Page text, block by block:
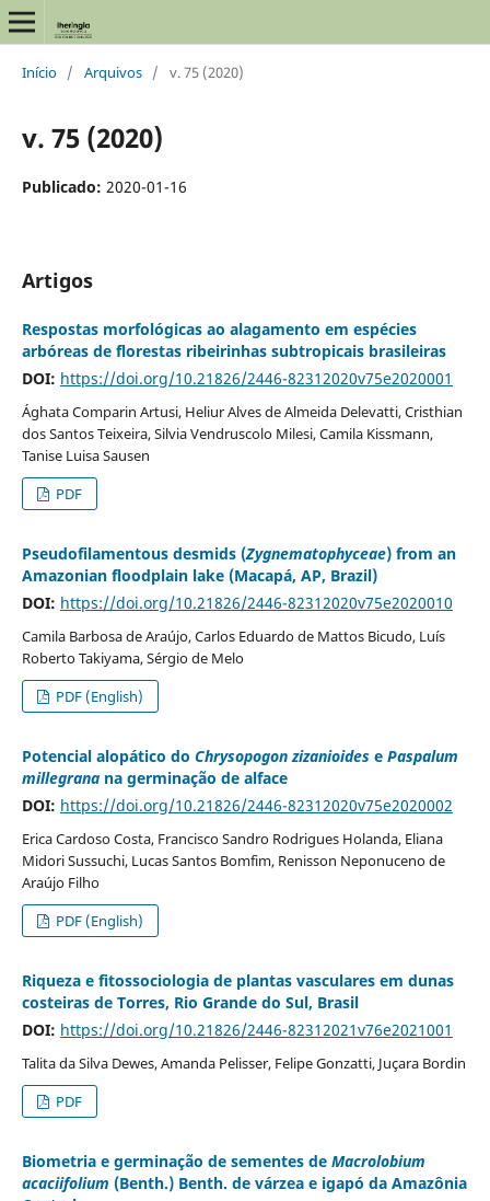
Início / Arquivos / v. 75 (2020)
v. 75 (2020)
Publicado: 2020-01-16
Artigos
Respostas morfológicas ao alagamento em espécies
arbóreas de florestas ribeirinhas subtropicais brasileiras
DOI: https://doi.org/10.21826/2446-82312020v75e2020001
Ághata Comparin Artusi, Heliur Alves de Almeida Delevatti, Cristhian
dos Santos Teixeira, Silvia Vendruscolo Milesi, Camila Kissmann,
Tanise Luisa Sausen
PDF
Pseudofilamentous desmids (Zygnematophyceae) from an
Amazonian floodplain lake (Macapá, AP, Brazil)
DOI: https://doi.org/10.21826/2446-82312020v75e2020010
Camila Barbosa de Araújo, Carlos Eduardo de Mattos Bicudo, Luís
Roberto Takiyama, Sérgio de Melo
PDF (English)
Potencial alopático do Chrysopogon zizanioidese Paspalum
millegranana germinação de alface
DOI: https://doi.org/10.21826/2446-82312020v75e2020002
Erica Cardoso Costa, Francisco Sandro Rodrigues Holanda, Eliana
Midori Sussuchi, Lucas Santos Bomfim, Renisson Neponuceno de
Araújo Filho
PDF (English)
Riqueza e fitossociologia de plantas vasculares em dunas
costeiras de Torres, Rio Grande do Sul, Brasil
DOI: https://doi.org/10.21826/2446-82312021v76e2021001
Talita da Silva Dewes, Amanda Pelisser, Felipe Gonzatti, Juçara Bordin
PDF
Biometria e germinação de sementes de Macrolobium
acaciifolium (Benth.) Benth. de várzea e igapó da Amazônia